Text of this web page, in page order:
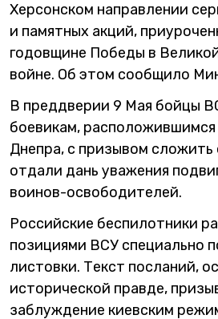
Херсонском направлении
и памятных акций,
годовщине Победы в
войне. Об этом сообщило
В преддверии 9 Мая бойцы
боевикам, расположившимся
Днепра, с призывом
отдали дань уважения
воинов-освободителей.
Российские беспилотники
позициями ВСУ специально
листовки. Текст посланий,
исторической правде,
заблуждение киевским